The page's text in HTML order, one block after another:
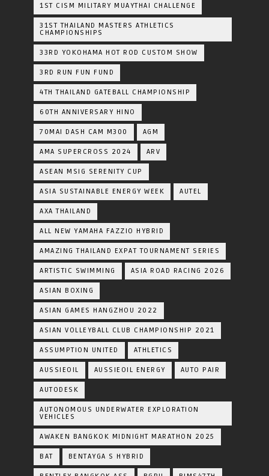
1ST CISM MILITARY MUAYTHAI CHALLENGE
31ST THAILAND MASTERS ATHLETICS
CHAMPIONSHIPS
33RD YOKOHAMA HOT ROD CUSTOM SHOW
3RD RUN FUN FUND
4TH THAILAND GATEBALL CHAMPIONSHIP
60TH ANNIVERSARY HINO
70MAI DASH CAM M300 AGM
AMA SUPERCROSS 2024 ARV
ASEAN MSIG SERENITY CUP
ASIA SUSTAINABLE ENERGY WEEK AUTEL
AXA THAILAND
ALL NEW YAMAHA FAZZIO HYBRID
AMAZING THAILAND EXPAT TOURNAMENT SERIES
ARTISTIC SWIMMING ASIA ROAD RACING 2026
ASIAN BOXING
ASIAN GAMES HANGZHOU 2022
ASIAN VOLLEYBALL CLUB CHAMPIONSHIP 2021
ASSUMPTION UNITED ATHLETICS
AUSSIEOIL AUSSIEOIL ENERGY AUTO PAIR
AUTODESK
AUTONOMOUS UNDERWATER EXPLORATION
VEHICLES
AWAKEN BANGKOK MIDNIGHT MARATHON 2025
BAT BENTAYGA S HYBRID